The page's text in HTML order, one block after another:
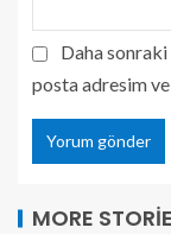
Daha sonraki
posta adresim
MORE